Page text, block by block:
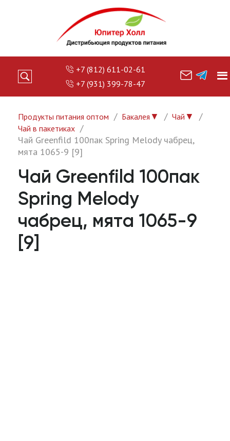
+7 (812) 611-02-61
+7 (931) 399-78-47
Продукты питания оптом Бакалея ▼ Чай ▼
Чай в пакетиках
Чай Greenfild 100пак Spring Melody чабрец,
мята 1065-9 [9]
Чай Greenfild 100пак
Spring Melody
чабрец, мята 1065-9
[9]